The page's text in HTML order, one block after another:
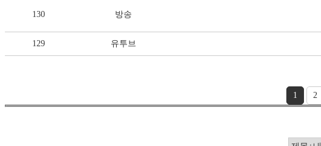
130 방송
129 유투브
1 2